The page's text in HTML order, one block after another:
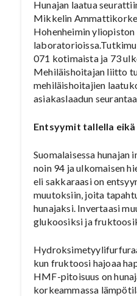
Hunajan laatua
Mikkelin
Hohenheimin yliopiston
071 kotimaista ja 73
Mehiläishoitajan liitto
mehiläishoitajien
asiakaslaadun
Entsyymit tallella
Suomalaisessa
noin 94 ja ulkomaisen
eli sakkaraasi on
muutoksiin, joita
hunajaksi. Invertaasi
glukoosiksi ja
kun fruktoosi hajoaa
HMF-pitoisuus on
korkeammassa